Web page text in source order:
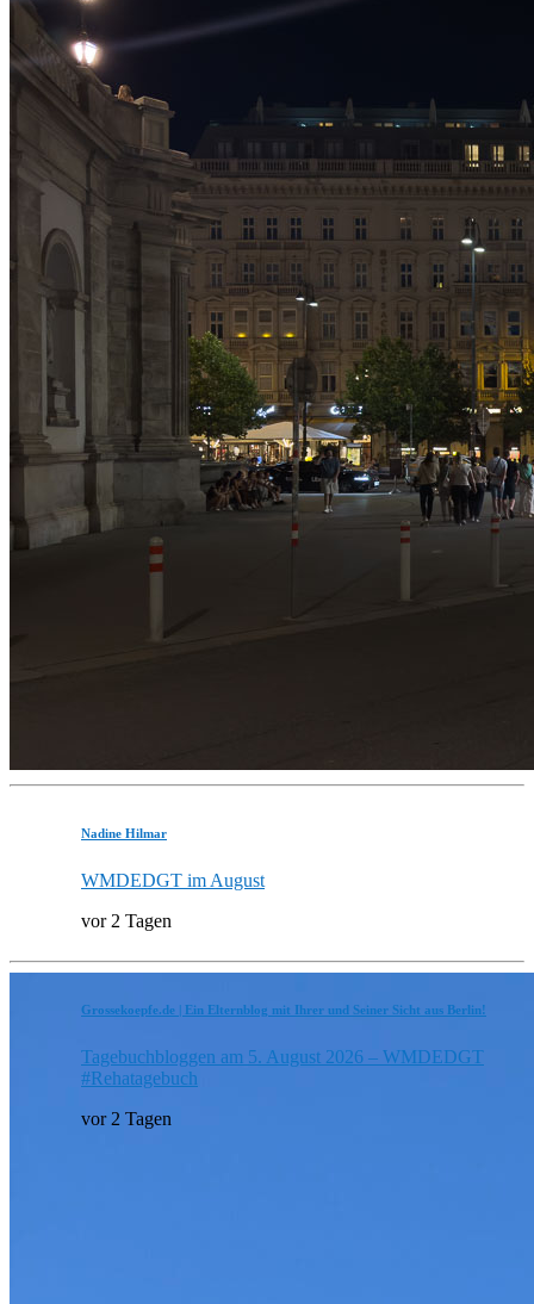
Nadine Hilmar
WMDEDGT im August
vor 2 Tagen
Grossekoepfe.de | Ein Elternblog mit Ihrer und Seiner Sicht aus Berlin!
Tagebuchbloggen am 5. August 2026 – WMDEDGT
#Rehatagebuch
vor 2 Tagen